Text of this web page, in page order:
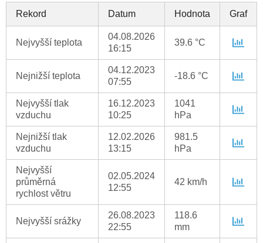
Rekord Datum Hodnota Graf
Nejvyšší teplota
04.08.2026
16:15
39.6 °C
Nejnižší teplota
04.12.2023
07:55
-18.6 °C
Nejvyšší tlak
vzduchu
16.12.2023
10:25
1041
hPa
Nejnižší tlak
vzduchu
12.02.2026
13:15
981.5
hPa
Nejvyšší
průměrná
rychlost větru
02.05.2024
12:55
42 km/h
Nejvyšší srážky
26.08.2023
22:55
118.6
mm